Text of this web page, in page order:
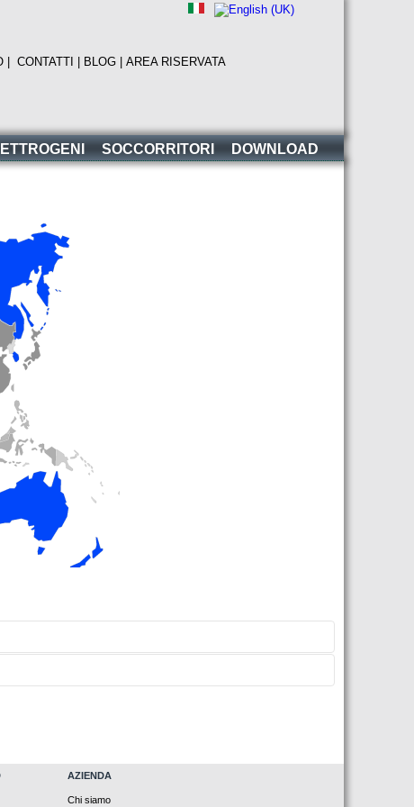
CONTATTI | BLOG | AREA RISERVATA
SOCCORRITORI DOWNLOAD
AZIENDA
Chi siamo